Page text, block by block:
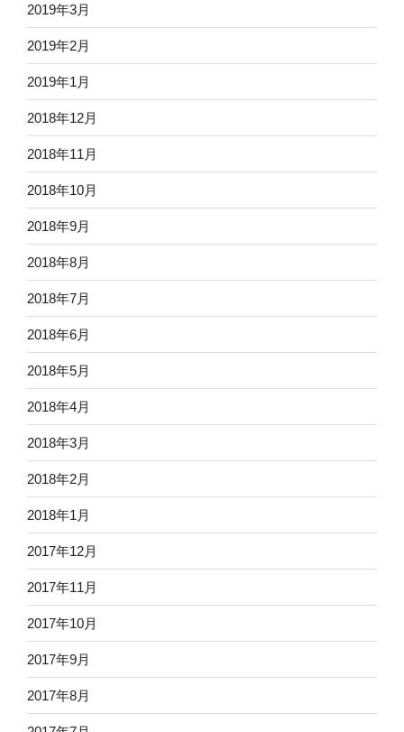
2019年3月
2019年2月
2019年1月
2018年12月
2018年11月
2018年10月
2018年9月
2018年8月
2018年7月
2018年6月
2018年5月
2018年4月
2018年3月
2018年2月
2018年1月
2017年12月
2017年11月
2017年10月
2017年9月
2017年8月